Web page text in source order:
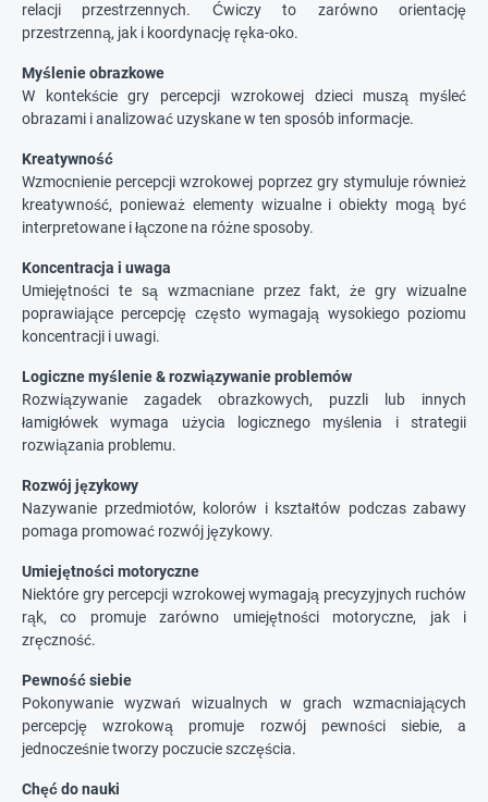
relacji przestrzennych. Ćwiczy to zarówno orientację
przestrzenną, jak i koordynację ręka-oko.
Myślenie obrazkowe
W kontekście gry percepcji wzrokowej dzieci muszą myśleć
obrazami i analizować uzyskane w ten sposób informacje.
Kreatywność
Wzmocnienie percepcji wzrokowej poprzez gry stymuluje również
kreatywność, ponieważ elementy wizualne i obiekty mogą być
interpretowane i łączone na różne sposoby.
Koncentracja i uwaga
Umiejętności te są wzmacniane przez fakt, że gry wizualne
poprawiające percepcję często wymagają wysokiego poziomu
koncentracji i uwagi.
Logiczne myślenie & rozwiązywanie problemów
Rozwiązywanie zagadek obrazkowych, puzzli lub innych
łamigłówek wymaga użycia logicznego myślenia i strategii
rozwiązania problemu.
Rozwój językowy
Nazywanie przedmiotów, kolorów i kształtów podczas zabawy
pomaga promować rozwój językowy.
Umiejętności motoryczne
Niektóre gry percepcji wzrokowej wymagają precyzyjnych ruchów
rąk, co promuje zarówno umiejętności motoryczne, jak i
zręczność.
Pewność siebie
Pokonywanie wyzwań wizualnych w grach wzmacniających
percepcję wzrokową promuje rozwój pewności siebie, a
jednocześnie tworzy poczucie szczęścia.
Chęć do nauki